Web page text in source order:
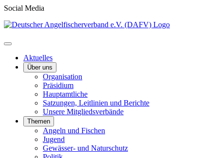
Social Media
Aktuelles
Über uns
Organisation
Präsidium
Hauptamtliche
Satzungen, Leitlinien und Berichte
Unsere Mitgliedsverbände
Themen
Angeln und Fischen
Jugend
Gewässer- und Naturschutz